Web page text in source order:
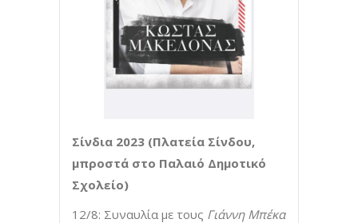
Σίνδια 2023 (Πλατεία Σίνδου,
μπροστά στο Παλαιό Δημοτικό
Σχολείο)
12/8: Συναυλία με τους Γιάννη Μπέκα